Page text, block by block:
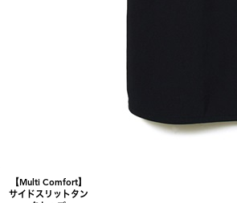
【Multi Comfort】
サイドスリットタン